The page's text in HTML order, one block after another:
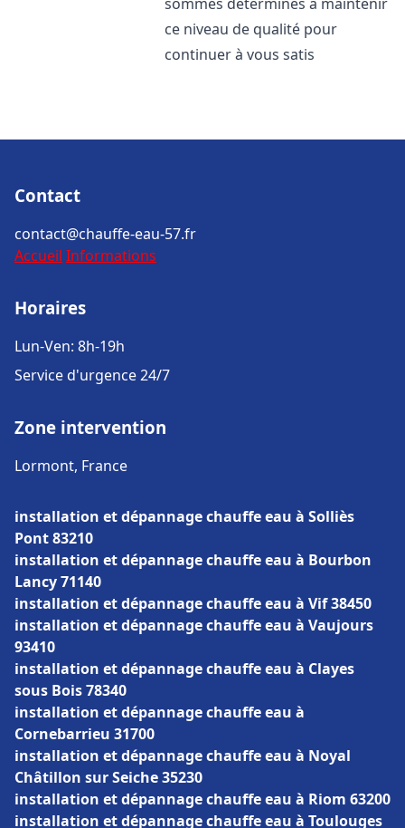
ce niveau de qualité pour
continuer à vous satis
Contact
contact@chauffe-eau-57.fr
Accueil Informations
Horaires
Lun-Ven: 8h-19h
Service d'urgence 24/7
Zone intervention
Lormont, France
installation et dépannage chauffe eau à Solliès
Pont 83210
installation et dépannage chauffe eau à Bourbon
Lancy 71140
installation et dépannage chauffe eau à Vif 38450
installation et dépannage chauffe eau à Vaujours
93410
installation et dépannage chauffe eau à Clayes
sous Bois 78340
installation et dépannage chauffe eau à
Cornebarrieu 31700
installation et dépannage chauffe eau à Noyal
Châtillon sur Seiche 35230
installation et dépannage chauffe eau à Riom 63200
installation et dépannage chauffe eau à Toulouges